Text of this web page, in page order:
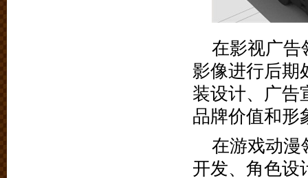
在影视广告
影像进行后期
装设计、广告
品牌价值和形
在游戏动漫
开发、角色设